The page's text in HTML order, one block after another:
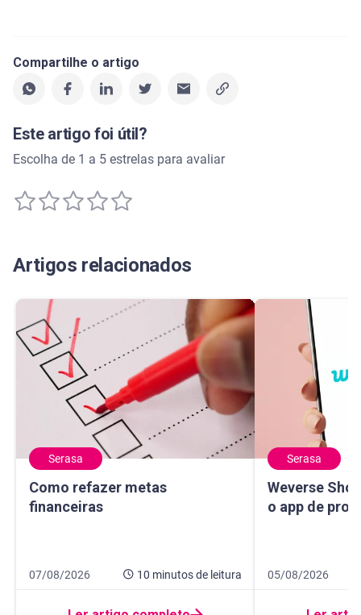
Compartilhe o artigo
Este artigo foi útil?
Escolha de 1 a 5 estrelas para avaliar
Artigos relacionados
Serasa
Como refazer metas
financeiras
Como refazer metas financeiras
Data de publicação 7 de agosto de 2026
07/08/2026 10 minutosde leitura
10 minutos de leitura
Serasa
Weverse
o app de
Weverse Shop:
Data de
05/08/2026
10 minutos de